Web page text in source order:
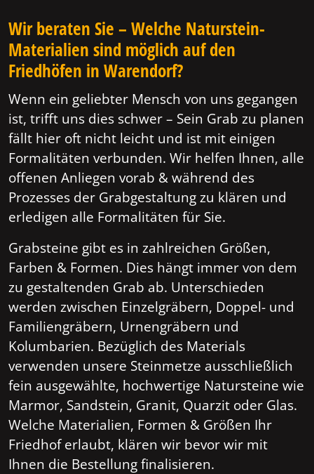
Wir beraten Sie – Welche Naturstein-
Materialien sind möglich auf den
Friedhöfen in Warendorf?
Wenn ein geliebter Mensch von uns gegangen
ist, trifft uns dies schwer – Sein Grab zu planen
fällt hier oft nicht leicht und ist mit einigen
Formalitäten verbunden. Wir helfen Ihnen, alle
offenen Anliegen vorab & während des
Prozesses der Grabgestaltung zu klären und
erledigen alle Formalitäten für Sie.
Grabsteine gibt es in zahlreichen Größen,
Farben & Formen. Dies hängt immer von dem
zu gestaltenden Grab ab. Unterschieden
werden zwischen Einzelgräbern, Doppel- und
Familiengräbern, Urnengräbern und
Kolumbarien. Bezüglich des Materials
verwenden unsere Steinmetze ausschließlich
fein ausgewählte, hochwertige Natursteine wie
Marmor, Sandstein, Granit, Quarzit oder Glas.
Welche Materialien, Formen & Größen Ihr
Friedhof erlaubt, klären wir bevor wir mit
Ihnen die Bestellung finalisieren.